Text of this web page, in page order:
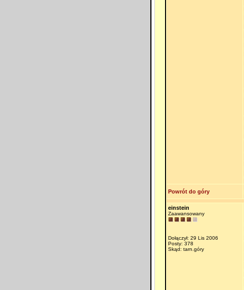
Powrót do góry
einstein
Zaawansowany
Dołączył: 29 Lis 2006
Posty: 378
Skąd: tarn.góry